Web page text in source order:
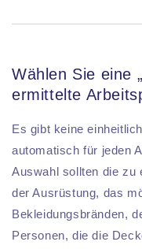
Wählen Sie eine
ermittelte
Es gibt keine
automatisch für jeden
Auswahl sollten die zu
der Ausrüstung, das
Bekleidungsbränden,
Personen, die die